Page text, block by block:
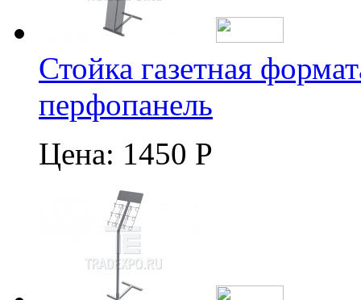
Стойка газетная
перфопанель
Цена: 1450 Р